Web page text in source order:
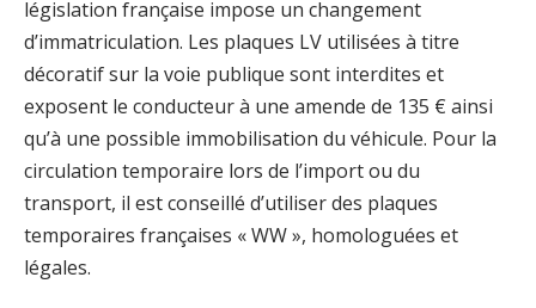
législation française impose un changement
d’immatriculation. Les plaques LV utilisées à titre
décoratif sur la voie publique sont interdites et
exposent le conducteur à une amende de 135 € ainsi
qu’à une possible immobilisation du véhicule. Pour la
circulation temporaire lors de l’import ou du
transport, il est conseillé d’utiliser des plaques
temporaires françaises « WW », homologuées et
légales.